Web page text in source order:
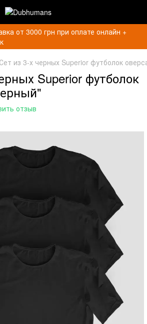
от 3000 грн при оплате онлайн +
Сет из 3-х черных Superior футболок
Superior футболок
отзыв